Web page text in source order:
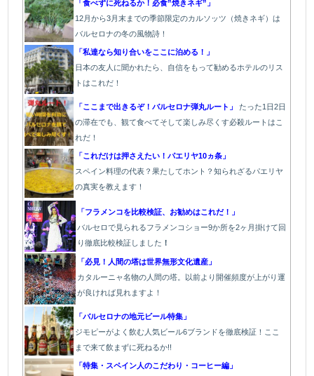
「食べずに死ねるか！必食”焼きネギ”」
12月から3月末までの季節限定のカルソッツ（焼きネギ）は
バルセロナの冬の風物詩！
「私達なら知り合いをここに泊める！」
日本の友人に聞かれたら、自信をもって勧めるホテルのリス
トはこれだ！
「ここまで出きるぞ！バルセロナ弾丸ルート」 たった1日2日
の滞在でも、観て食べてそして楽しみ尽くす必殺ルートはこ
れだ！
「これだけは押さえたい！パエリヤ10ヵ条」
スペイン料理の代表？果たしてホント？知られざるパエリヤ
の真実を教えます！
「フラメンコを比較検証、お勧めはこれだ！」
バルセロで見られるフラメンコショー9か所を2ヶ月掛けて回
り徹底比較検証しました ！
「必見！人間の塔は世界無形文化遺産」
カタルーニャ名物の人間の塔。以前より開催頻度が上がり運
が良ければ見れますよ！
「バルセロナの地元ビール特集」
ジモピーがよく飲む人気ビール6ブランドを徹底検証！ここ
まで来て飲まずに死ねるか!!
「特集・スペイン人のこだわり・コーヒー編」